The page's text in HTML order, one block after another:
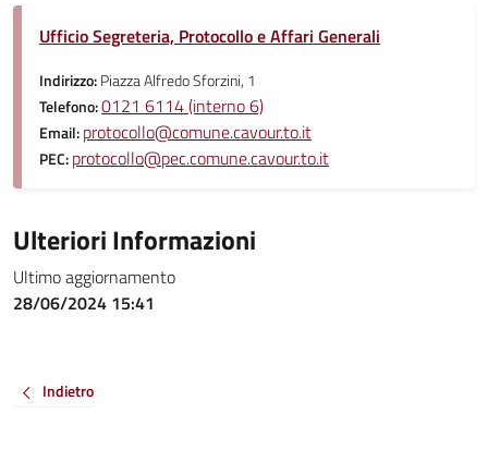
Ufficio Segreteria, Protocollo e Affari Generali
Indirizzo:Piazza Alfredo Sforzini, 1
Telefono:0121 6114 (interno 6)
Email:protocollo@comune.cavour.to.it
PEC:protocollo@pec.comune.cavour.to.it
Ulteriori Informazioni
Ultimo aggiornamento
28/06/2024 15:41
Indietro